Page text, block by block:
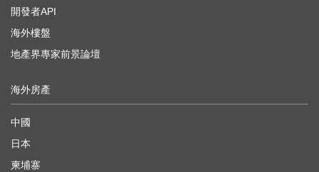
開發者API
海外樓盤
地產界專家前景論壇
海外房產
中國
日本
柬埔寨